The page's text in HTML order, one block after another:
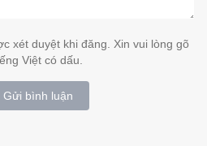
xét duyệt khi đăng. Xin vui lòng gõ
Việt có dấu.
Gửi bình luận